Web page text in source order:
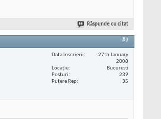
Răspunde cu citat
#9
Data înscrierii
27th January
2008
Locaţie
Bucuresti
Posturi
239
Putere Rep
35